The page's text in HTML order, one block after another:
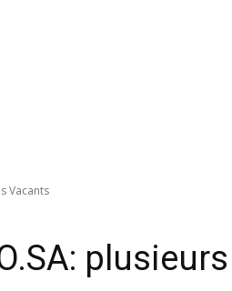
Vacants
plusieurs